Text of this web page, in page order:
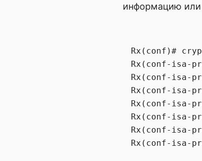
информацию или
Rx(conf)#
Rx(conf-isa-
Rx(conf-isa-
Rx(conf-isa-
Rx(conf-isa-
Rx(conf-isa-
Rx(conf-isa-